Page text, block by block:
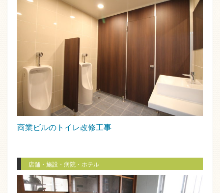
商業ビルのトイレ改修工事
店舗・施設・病院・ホテル